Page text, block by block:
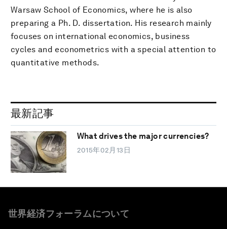
Warsaw School of Economics, where he is also
preparing a Ph. D. dissertation. His research mainly
focuses on international economics, business
cycles and econometrics with a special attention to
quantitative methods.
最新記事
What drives the major currencies?
2015年02月13日
世界経済フォーラムについて